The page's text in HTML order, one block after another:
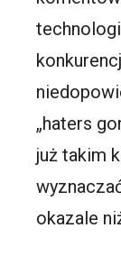
„haters
już takim
okazale